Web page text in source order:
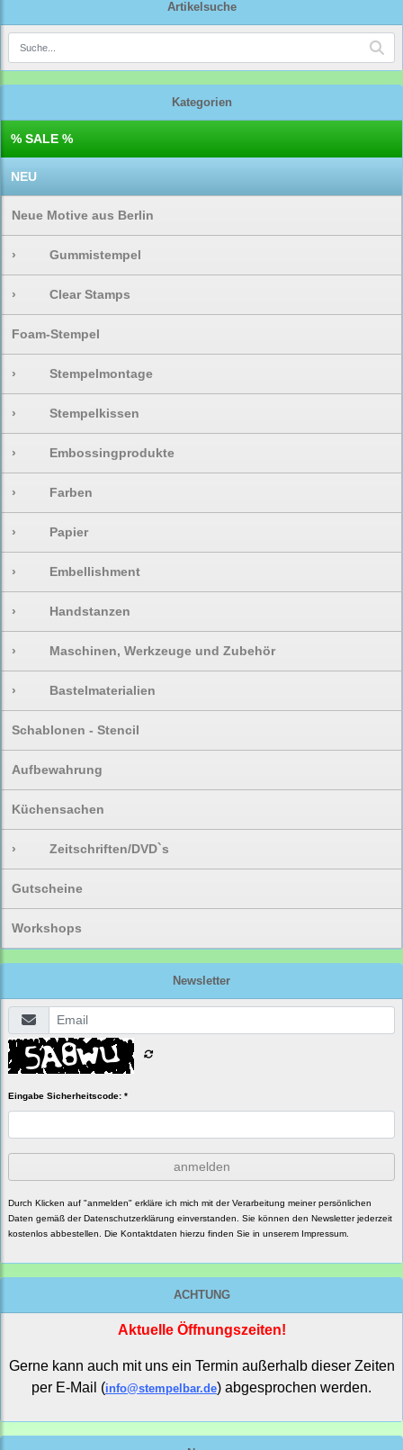
Artikelsuche
Kategorien
% SALE %
NEU
Neue Motive aus Berlin
› Gummistempel
› Clear Stamps
Foam-Stempel
› Stempelmontage
› Stempelkissen
› Embossingprodukte
› Farben
› Papier
› Embellishment
› Handstanzen
› Maschinen, Werkzeuge und Zubehör
› Bastelmaterialien
Schablonen - Stencil
Aufbewahrung
Küchensachen
› Zeitschriften/DVD`s
Gutscheine
Workshops
Newsletter
Eingabe Sicherheitscode: *
anmelden
Durch Klicken auf "anmelden" erkläre ich mich mit der Verarbeitung meiner persönlichen
Daten gemäß derDatenschutzerklärung einverstanden. Sie können den Newsletter jederzeit
kostenlos abbestellen. Die Kontaktdaten hierzu finden Sie in unserem Impressum.
ACHTUNG
Aktuelle Öffnungszeiten!
Gerne kann auch mit uns ein Termin außerhalb dieser Zeiten
per E-Mail (info@stempelbar.de) abgesprochen werden.